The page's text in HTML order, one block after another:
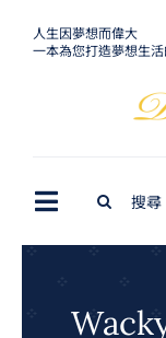
人生因夢想而偉大
一本為您打造夢想生
Toggle